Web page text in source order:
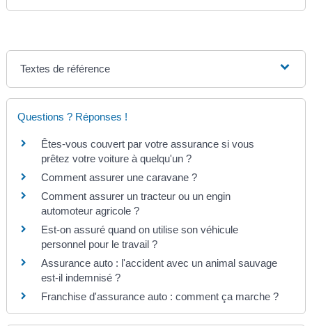
Textes de référence
Questions ? Réponses !
Êtes-vous couvert par votre assurance si vous
prêtez votre voiture à quelqu'un ?
Comment assurer une caravane ?
Comment assurer un tracteur ou un engin
automoteur agricole ?
Est-on assuré quand on utilise son véhicule
personnel pour le travail ?
Assurance auto : l'accident avec un animal sauvage
est-il indemnisé ?
Franchise d'assurance auto : comment ça marche ?